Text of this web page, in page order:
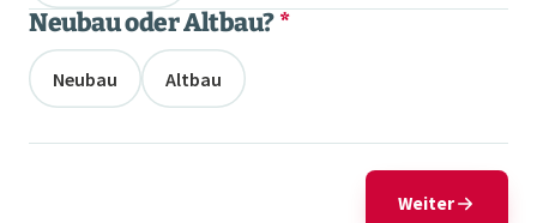
Neubau oder Altbau?*
Neubau Altbau
Weiter